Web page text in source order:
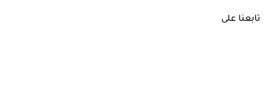
تابعنا على